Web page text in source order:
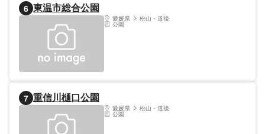
【規模】標高：525m
6 東温市総合公園
愛媛県 松山・道後
公園
7 重信川樋口公園
愛媛県 松山・道後
公園